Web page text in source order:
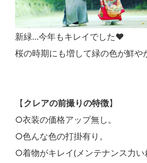
新緑…今年もキレイでした❤︎
桜の時期にも増して緑の色が鮮や
【クレアの前撮りの特徴】
○衣装の価格アップ無し。
○色んな色の打掛有り。
○着物がキレイ(メンテナンス力い